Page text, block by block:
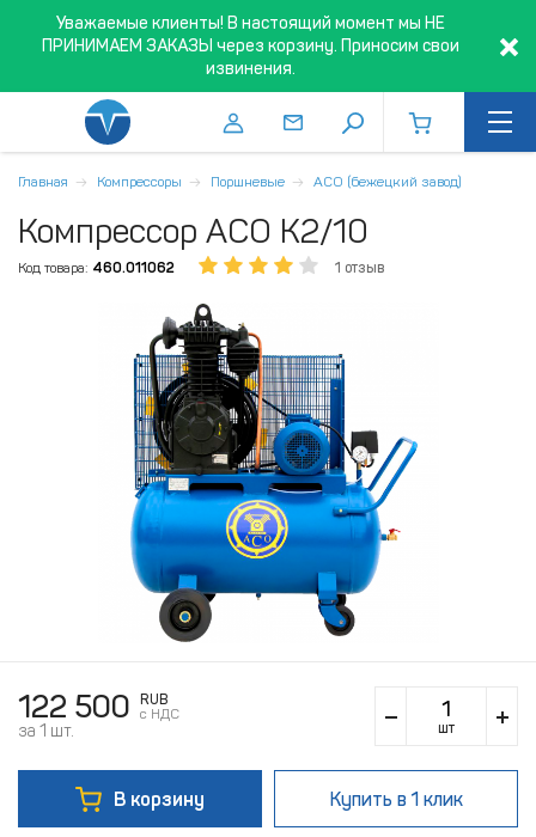
Уважаемые клиенты! В настоящий момент мы НЕ
ПРИНИМАЕМ ЗАКАЗЫ через корзину. Приносим свои
извинения.
Главная Компрессоры Поршневые АСО (бежецкий завод)
Компрессор АСО К2/10
Код товара: 460.011062 1 отзыв
122 500
RUB
c НДС
за 1 шт. шт
В корзину Купить в 1 клик